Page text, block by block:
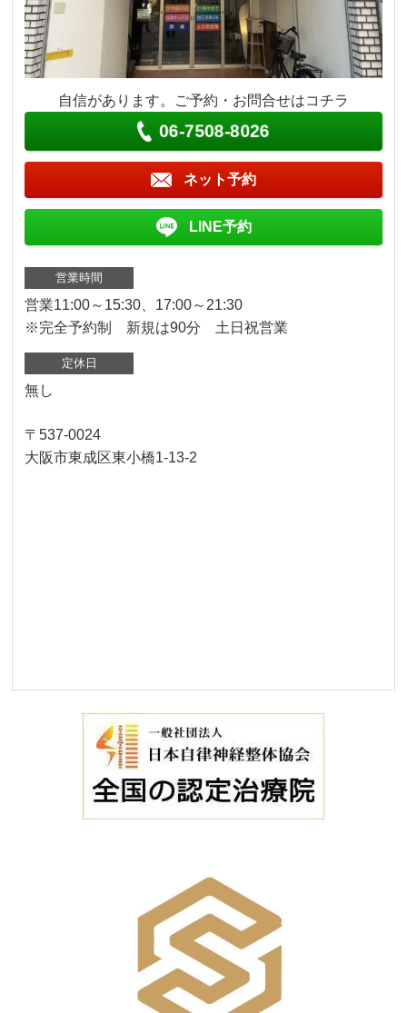
自信があります。ご予約・お問合せはコチラ
06-7508-8026
ネット予約
LINE予約
営業時間
営業11:00～15:30、17:00～21:30
※完全予約制 新規は90分 土日祝営業
定休日
無し
〒537-0024
大阪市東成区東小橋1-13-2